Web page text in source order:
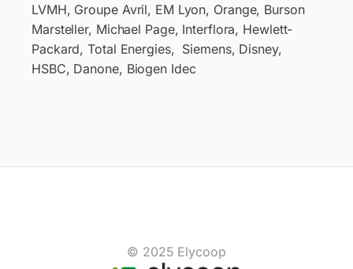
LVMH, Groupe Avril, EM Lyon, Orange, Burson
Marsteller, Michael Page, Interflora, Hewlett-
Packard, Total Energies, Siemens, Disney,
HSBC, Danone, Biogen Idec
© 2025 Elycoop